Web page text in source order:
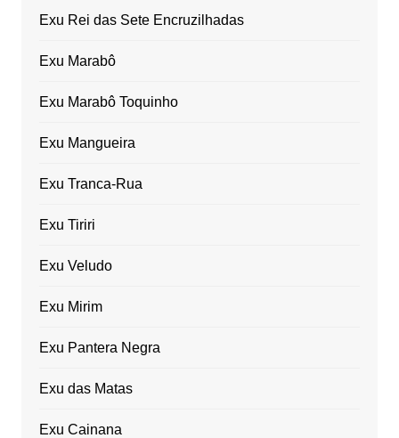
Exu Rei das Sete Encruzilhadas
Exu Marabô
Exu Marabô Toquinho
Exu Mangueira
Exu Tranca-Rua
Exu Tiriri
Exu Veludo
Exu Mirim
Exu Pantera Negra
Exu das Matas
Exu Cainana